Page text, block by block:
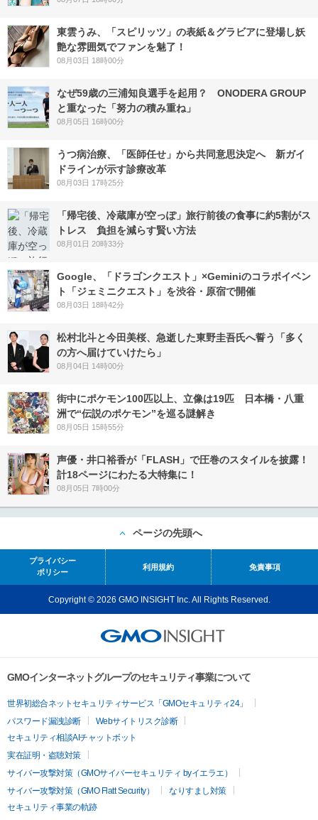
東雲うみ、「スピリッツ」の表紙＆グラビアに登場し妖
艶な雰囲気でファンを魅了！
08月03日 18時00分
なぜ59歳の三浦知良選手を起用？ ONODERA GROUP
と重なった「努力の積み重ね」
08月05日 16時00分
うつ病治療、「医師任せ」から共同意思決定へ 新ガイ
ドラインが示す診療改革
08月03日 17時25分
「帰宅後、冷蔵庫が空っぽ」旅行前後の食事に約5割がス
トレス 負担を減らす賢い方法
08月01日 20時33分
Google、「ドラゴンクエスト」×Geminiのコラボイベン
ト「ジェミニクエスト」を渋谷・原宿で開催
08月03日 18時42分
松村北斗と今田美桜、急逝した東野圭吾氏へ誓う「多く
の方へ届けていけたら」
08月04日 14時00分
街中にポケモン100匹以上、立像は19匹 日本橋・八重
洲で“伝説のポケモン”を巡る謎解き
08月05日 15時55分
声優・井口裕香が「FLASH」で圧巻のスタイルを披露！
計18ページにわたる大特集に！
08月05日 7時00分
ページの先頭へ
プライバシー
ポリシー
利用規約 免責事項
Copyright © 2026 GMO INSIGHT Inc. All Rights Reserved.
GMOインターネットグループのセキュリティ事業について
世界初総合ネットセキュリティサービス「GMOセキュリティ24」
パスワード漏洩診断
Webサイトリスク診断
セキュリティ相談AIチャットボット
実在証明・盗聴対策
サイバー攻撃対策（GMOサイバーセキュリティ byイエラエ）
サイバー攻撃対策（GMO Flatt Security）
なりすまし対策
セキュリティ事業の軌跡